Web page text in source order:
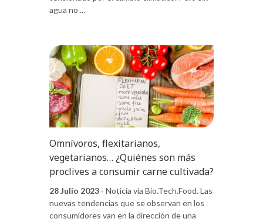
agua no ...
Omnívoros, flexitarianos,
vegetarianos… ¿Quiénes son más
proclives a consumir carne cultivada?
28 Julio 2023 - Noticia via Bio.Tech.Food. Las
nuevas tendencias que se observan en los
consumidores van en la dirección de una